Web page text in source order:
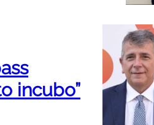
incubo”